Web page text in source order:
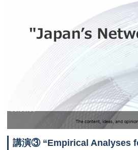
講演③ “Empirical Analyses